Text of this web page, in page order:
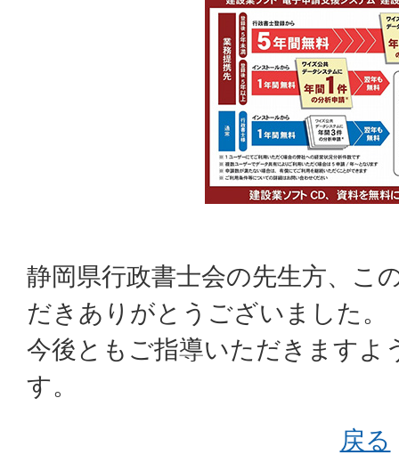
静岡県行政書士会の先生方、こ
だきありがとうございました。
今後ともご指導いただきますよ
す。
戻る